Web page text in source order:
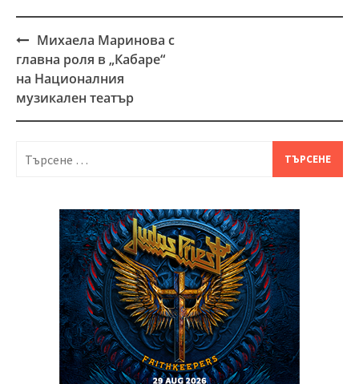
Post
navigation
Михаела Маринова с
главна роля в „Кабаре“
на Националния
музикален театър
за: